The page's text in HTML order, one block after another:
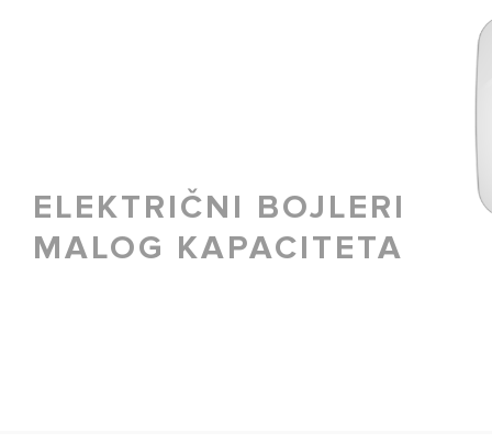
ELEKTRIČNI BOJLERI
MALOG KAPACITETA